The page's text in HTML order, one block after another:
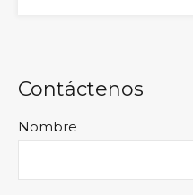
Contáctenos
Nombre